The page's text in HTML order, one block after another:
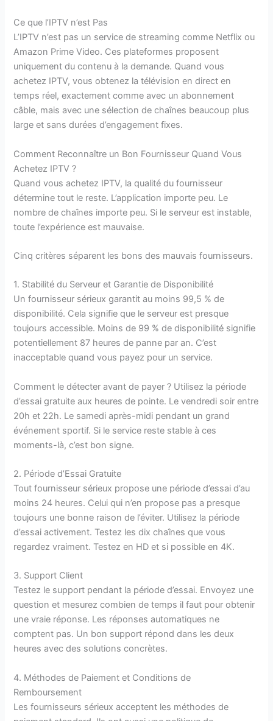
Ce que l’IPTV n’est Pas
L’IPTV n’est pas un service de streaming comme Netflix ou
Amazon Prime Video. Ces plateformes proposent
uniquement du contenu à la demande. Quand vous
achetez IPTV, vous obtenez la télévision en direct en
temps réel, exactement comme avec un abonnement
câble, mais avec une sélection de chaînes beaucoup plus
large et sans durées d’engagement fixes.
Comment Reconnaître un Bon Fournisseur Quand Vous
Achetez IPTV ?
Quand vous achetez IPTV, la qualité du fournisseur
détermine tout le reste. L’application importe peu. Le
nombre de chaînes importe peu. Si le serveur est instable,
toute l’expérience est mauvaise.
Cinq critères séparent les bons des mauvais fournisseurs.
1. Stabilité du Serveur et Garantie de Disponibilité
Un fournisseur sérieux garantit au moins 99,5 % de
disponibilité. Cela signifie que le serveur est presque
toujours accessible. Moins de 99 % de disponibilité signifie
potentiellement 87 heures de panne par an. C’est
inacceptable quand vous payez pour un service.
Comment le détecter avant de payer ? Utilisez la période
d’essai gratuite aux heures de pointe. Le vendredi soir entre
20h et 22h. Le samedi après-midi pendant un grand
événement sportif. Si le service reste stable à ces
moments-là, c’est bon signe.
2. Période d’Essai Gratuite
Tout fournisseur sérieux propose une période d’essai d’au
moins 24 heures. Celui qui n’en propose pas a presque
toujours une bonne raison de l’éviter. Utilisez la période
d’essai activement. Testez les dix chaînes que vous
regardez vraiment. Testez en HD et si possible en 4K.
3. Support Client
Testez le support pendant la période d’essai. Envoyez une
question et mesurez combien de temps il faut pour obtenir
une vraie réponse. Les réponses automatiques ne
comptent pas. Un bon support répond dans les deux
heures avec des solutions concrètes.
4. Méthodes de Paiement et Conditions de
Remboursement
Les fournisseurs sérieux acceptent les méthodes de